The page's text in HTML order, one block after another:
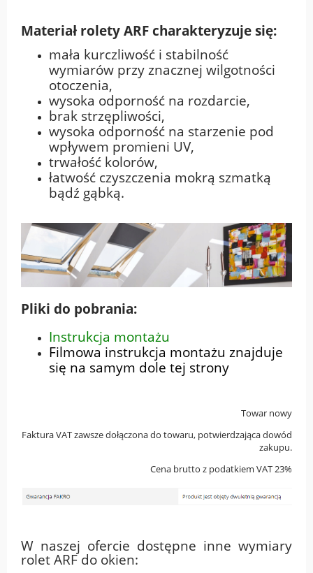
Materiał rolety ARF charakteryzuje się:
mała kurczliwość i stabilność
wymiarów przy znacznej wilgotności
otoczenia,
wysoka odporność na rozdarcie,
brak strzępliwości,
wysoka odporność na starzenie pod
wpływem promieni UV,
trwałość kolorów,
łatwość czyszczenia mokrą szmatką
bądź gąbką.
Pliki do pobrania:
Instrukcja montażu
Filmowa instrukcja montażu znajduje
się na samym dole tej strony
Towar nowy
Faktura VAT zawsze dołączona do towaru, potwierdzająca dowód
zakupu.
Cena brutto z podatkiem VAT 23%
W naszej ofercie dostępne inne wymiary
rolet ARF do okien: